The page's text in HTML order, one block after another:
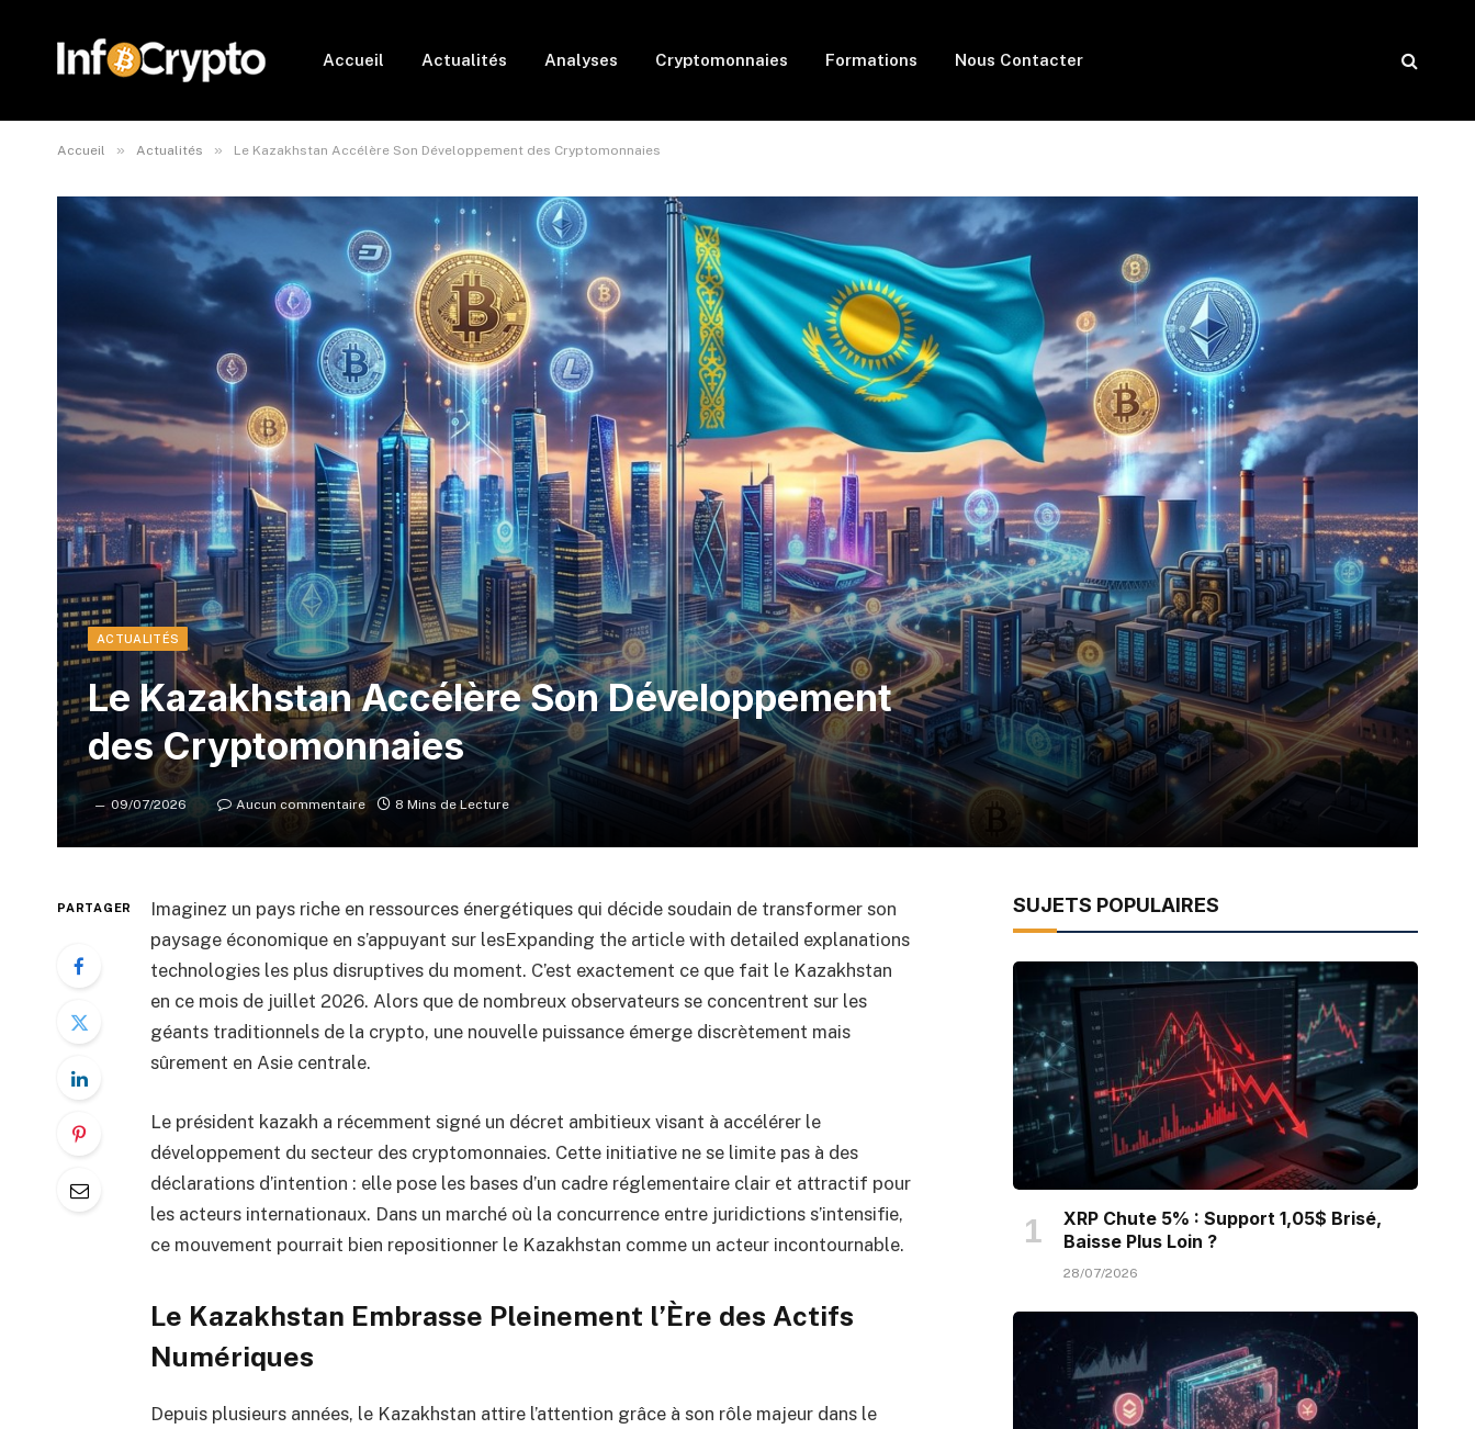
Accueil Actualités Analyses Cryptomonnaies Formations Nous Contacter
Accueil » Actualités » Le Kazakhstan Accélère Son Développement des Cryptomonnaies
ACTUALITÉS
Le Kazakhstan Accélère Son Développement
des Cryptomonnaies
09/07/2026 Aucun commentaire 8 Mins de Lecture
PARTAGER
Imaginez un pays riche en ressources énergétiques qui décide soudain de transformer son
paysage économique en s’appuyant sur lesExpanding the article with detailed explanations
technologies les plus disruptives du moment. C’est exactement ce que fait le Kazakhstan
en ce mois de juillet 2026. Alors que de nombreux observateurs se concentrent sur les
géants traditionnels de la crypto, une nouvelle puissance émerge discrètement mais
sûrement en Asie centrale.
Le président kazakh a récemment signé un décret ambitieux visant à accélérer le
développement du secteur des cryptomonnaies. Cette initiative ne se limite pas à des
déclarations d’intention : elle pose les bases d’un cadre réglementaire clair et attractif pour
les acteurs internationaux. Dans un marché où la concurrence entre juridictions s’intensifie,
ce mouvement pourrait bien repositionner le Kazakhstan comme un acteur incontournable.
Le Kazakhstan Embrasse Pleinement l’Ère des Actifs
Numériques
Depuis plusieurs années, le Kazakhstan attire l’attention grâce à son rôle majeur dans le
SUJETS POPULAIRES
XRP Chute 5% : Support 1,05$ Brisé,
Baisse Plus Loin ?
28/07/2026